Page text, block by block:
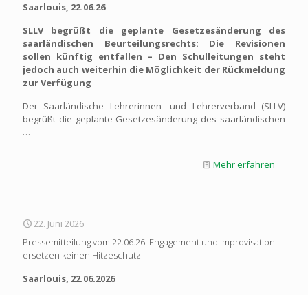
Saarlouis, 22.06.26
SLLV begrüßt die geplante Gesetzesänderung des
saarländischen Beurteilungsrechts: Die Revisionen
sollen künftig entfallen – Den Schulleitungen steht
jedoch auch weiterhin die Möglichkeit der Rückmeldung
zur Verfügung
Der Saarländische Lehrerinnen- und Lehrerverband (SLLV)
begrüßt die geplante Gesetzesänderung des saarländischen
…
Mehr erfahren
22. Juni 2026
Pressemitteilung vom 22.06.26: Engagement und Improvisation
ersetzen keinen Hitzeschutz
Saarlouis, 22.06.2026